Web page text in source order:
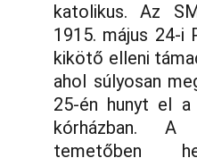
katolikus. Az
1915. május 24-i
kikötő elleni
ahol súlyosan
25-én hunyt el
kórházban. A
temetőben